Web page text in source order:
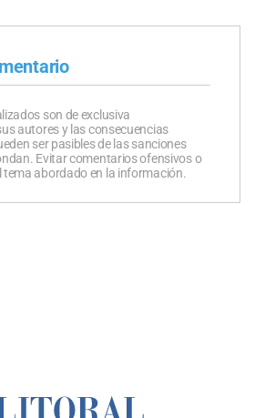
son de exclusiva
autores y las consecuencias
ser pasibles de las sanciones
Evitar comentarios ofensivos o
tema abordado en la información.